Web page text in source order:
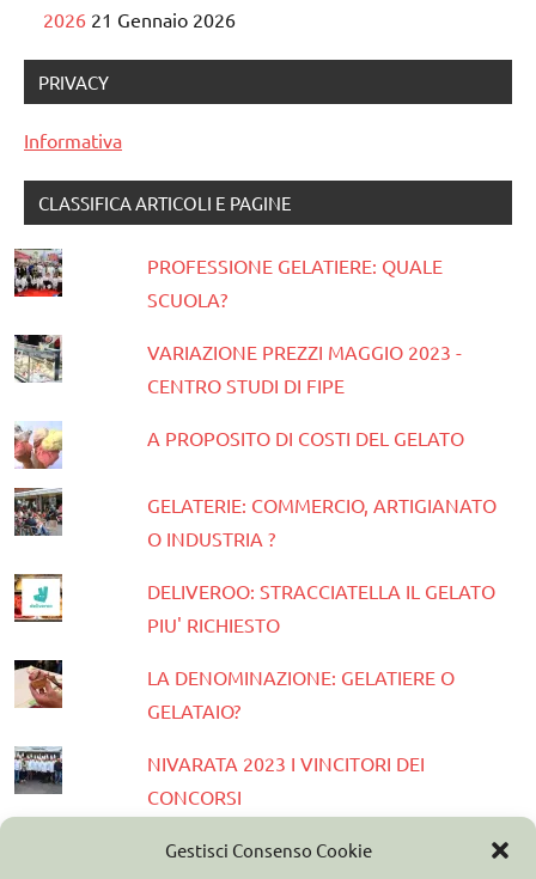
Gestisci Consenso Cookie
2026 21 Gennaio 2026
PRIVACY
Informativa
CLASSIFICA ARTICOLI E PAGINE
PROFESSIONE GELATIERE: QUALE
SCUOLA?
VARIAZIONE PREZZI MAGGIO 2023 -
CENTRO STUDI DI FIPE
A PROPOSITO DI COSTI DEL GELATO
GELATERIE: COMMERCIO, ARTIGIANATO
O INDUSTRIA ?
DELIVEROO: STRACCIATELLA IL GELATO
PIU' RICHIESTO
LA DENOMINAZIONE: GELATIERE O
GELATAIO?
NIVARATA 2023 I VINCITORI DEI
CONCORSI
PRESENTATA LA GUIDA GELATERIE